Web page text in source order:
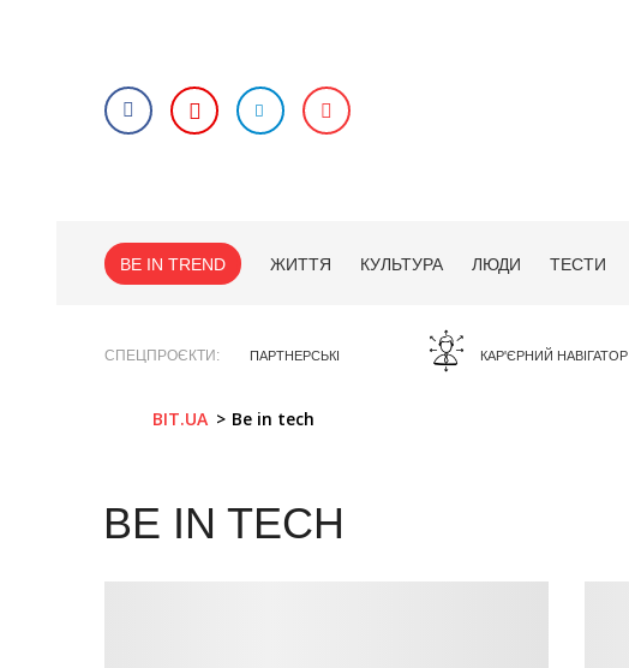
BE IN TREND ЖИТТЯ КУЛЬТУРА ЛЮДИ ТЕСТИ
СПЕЦПРОЄКТИ ПАРТНЕРСЬКІ КАР'ЄРНИЙ НАВІГАТОР
BIT.UA Be in tech
BE IN TECH